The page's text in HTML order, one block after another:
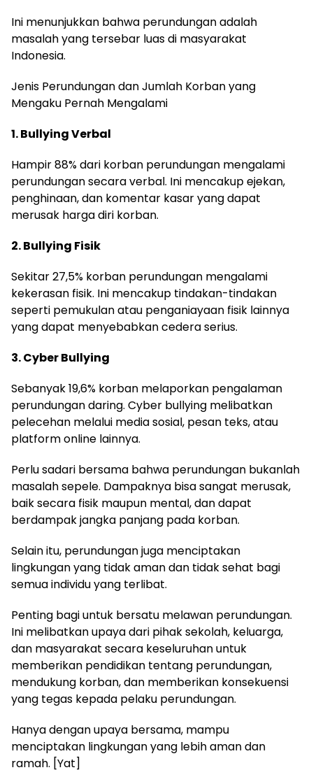
Ini menunjukkan bahwa perundungan adalah
masalah yang tersebar luas di masyarakat
Indonesia.
Jenis Perundungan dan Jumlah Korban yang
Mengaku Pernah Mengalami
1. Bullying Verbal
Hampir 88% dari korban perundungan mengalami
perundungan secara verbal. Ini mencakup ejekan,
penghinaan, dan komentar kasar yang dapat
merusak harga diri korban.
2. Bullying Fisik
Sekitar 27,5% korban perundungan mengalami
kekerasan fisik. Ini mencakup tindakan-tindakan
seperti pemukulan atau penganiayaan fisik lainnya
yang dapat menyebabkan cedera serius.
3. Cyber Bullying
Sebanyak 19,6% korban melaporkan pengalaman
perundungan daring. Cyber bullying melibatkan
pelecehan melalui media sosial, pesan teks, atau
platform online lainnya.
Perlu sadari bersama bahwa perundungan bukanlah
masalah sepele. Dampaknya bisa sangat merusak,
baik secara fisik maupun mental, dan dapat
berdampak jangka panjang pada korban.
Selain itu, perundungan juga menciptakan
lingkungan yang tidak aman dan tidak sehat bagi
semua individu yang terlibat.
Penting bagi untuk bersatu melawan perundungan.
Ini melibatkan upaya dari pihak sekolah, keluarga,
dan masyarakat secara keseluruhan untuk
memberikan pendidikan tentang perundungan,
mendukung korban, dan memberikan konsekuensi
yang tegas kepada pelaku perundungan.
Hanya dengan upaya bersama, mampu
menciptakan lingkungan yang lebih aman dan
ramah. [Yat]